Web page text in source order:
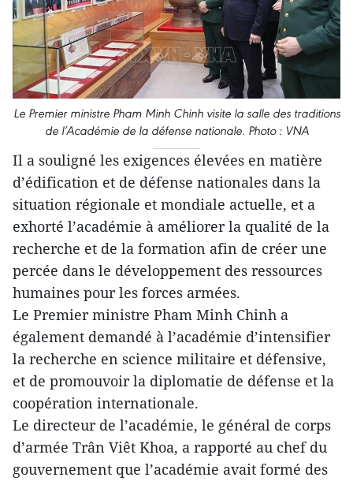
Le Premier ministre Pham Minh Chinh visite la salle des traditions
de l’Académie de la défense nationale. Photo : VNA
Il a souligné les exigences élevées en matière
d’édification et de défense nationales dans la
situation régionale et mondiale actuelle, et a
exhorté l’académie à améliorer la qualité de la
recherche et de la formation afin de créer une
percée dans le développement des ressources
humaines pour les forces armées.
Le Premier ministre Pham Minh Chinh a
également demandé à l’académie d’intensifier
la recherche en science militaire et défensive,
et de promouvoir la diplomatie de défense et la
coopération internationale.
Le directeur de l’académie, le général de corps
d’armée Trân Viêt Khoa, a rapporté au chef du
gouvernement que l’académie avait formé des